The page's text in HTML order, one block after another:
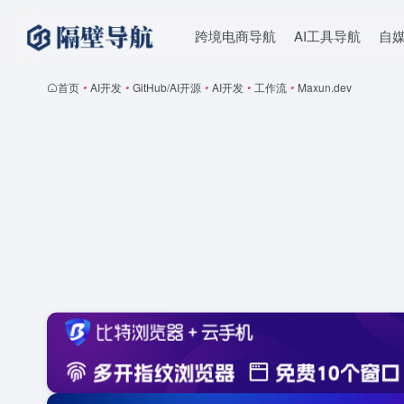
跨境电商导航 AI工具导航 自
首页 • AI开发 • GitHub/AI开源 • AI开发 • 工作流 • Maxun.dev